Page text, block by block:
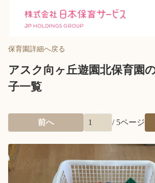
施設を探す
保育園詳細へ戻る
アスク向ヶ丘遊園北保育園
子一覧
前へ / 5ページ